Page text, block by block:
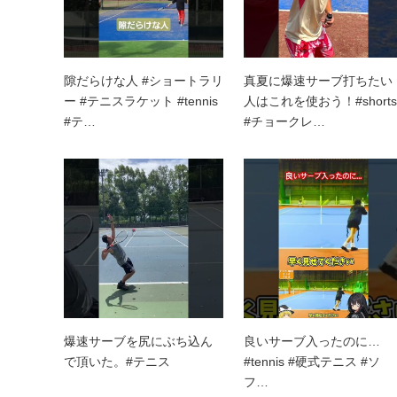
隙だらけな人 #ショートラリ
ー #テニスラケット #tennis
#テ…
真夏に爆速サーブ打ちたい
人はこれを使おう！#shorts
#チョークレ…
爆速サーブを尻にぶち込ん
で頂いた。#テニス
良いサーブ入ったのに…
#tennis #硬式テニス #ソ
フ…